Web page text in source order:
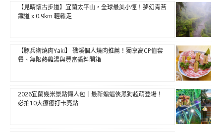
【見晴懷古步道】宜蘭太平山，全球最美小徑！夢幻青苔
鐵道 x 0.9km 輕鬆走
【豚兵衛燒肉Yaki】 礁溪個人燒肉推薦！獨享高CP值套
餐、無限熱雞湯與豐富醬料開箱
2026宜蘭幾米景點懶人包｜最新蝙蝠俠黑狗超萌登場！
必拍10大療癒打卡亮點